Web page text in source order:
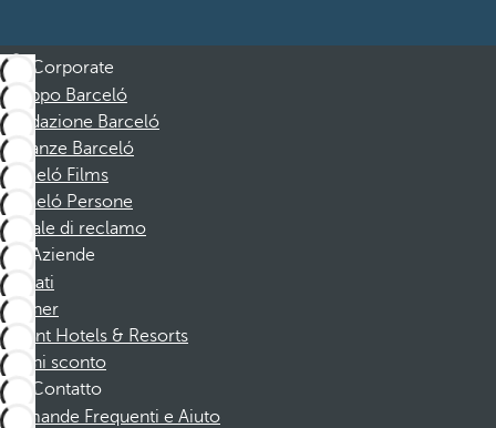
Corporate
Gruppo Barceló
Fondazione Barceló
Vacanze Barceló
Barceló Films
Barceló Persone
Canale di reclamo
Aziende
Affiliati
Partner
Dorint Hotels & Resorts
Buoni sconto
Contatto
Domande Frequenti e Aiuto